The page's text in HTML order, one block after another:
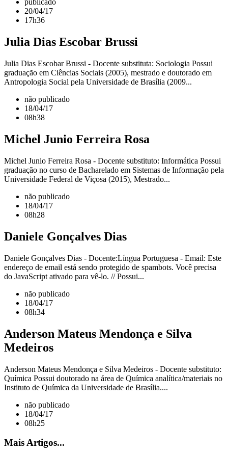
publicado
20/04/17
17h36
Julia Dias Escobar Brussi
Julia Dias Escobar Brussi - Docente substituta: Sociologia Possui
graduação em Ciências Sociais (2005), mestrado e doutorado em
Antropologia Social pela Universidade de Brasília (2009...
não publicado
18/04/17
08h38
Michel Junio Ferreira Rosa
Michel Junio Ferreira Rosa - Docente substituto: Informática Possui
graduação no curso de Bacharelado em Sistemas de Informação pela
Universidade Federal de Viçosa (2015), Mestrado...
não publicado
18/04/17
08h28
Daniele Gonçalves Dias
Daniele Gonçalves Dias - Docente:Língua Portuguesa - Email: Este
endereço de email está sendo protegido de spambots. Você precisa
do JavaScript ativado para vê-lo. // Possui...
não publicado
18/04/17
08h34
Anderson Mateus Mendonça e Silva
Medeiros
Anderson Mateus Mendonça e Silva Medeiros - Docente substituto:
Química Possui doutorado na área de Química analítica/materiais no
Instituto de Química da Universidade de Brasília....
não publicado
18/04/17
08h25
Mais Artigos...